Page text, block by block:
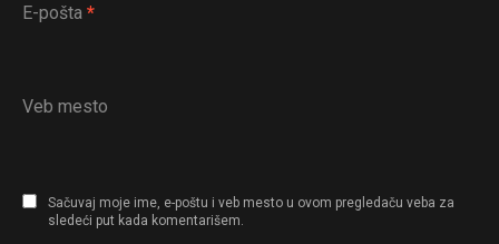
E-pošta *
Veb mesto
Sačuvaj moje ime, e-poštu i veb mesto u ovom pregledaču veba za
sledeći put kada komentarišem.